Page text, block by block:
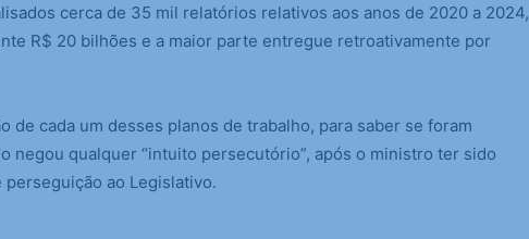
cerca de 35 mil relatórios relativos aos anos de 2020 a 2024,
R$ 20 bilhões e a maior parte entregue retroativamente por
de cada um desses planos de trabalho, para saber se foram
negou qualquer “intuito persecutório”, após o ministro ter sido
ao Legislativo.